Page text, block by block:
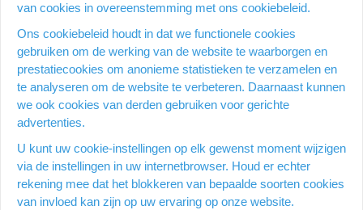
Productomschrijving
Printer, kopieerapparaat en scanner Afdrukresolutie: 6.000 x
1.200 dpi Afdruksnelheid zwart/wit: 16 ppm Afdruksnelheid
kleur: 9 ppm Papierformaat: max. A4 Capaciteit invoerlade: 150
vel Wi-Fi Automatisch recto-verso Inktcartridges: zwart
(LC521BK),cyaan (LC521C), magenta (LC521M) en geel
van cookies in overeenstemming met ons cookiebeleid.
Ons cookiebeleid houdt in dat we functionele cookies
gebruiken om de werking van de website te waarborgen en
prestatiecookies om anonieme statistieken te verzamelen en
te analyseren om de website te verbeteren. Daarnaast kunnen
we ook cookies van derden gebruiken voor gerichte
advertenties.
U kunt uw cookie-instellingen op elk gewenst moment wijzigen
via de instellingen in uw internetbrowser. Houd er echter
rekening mee dat het blokkeren van bepaalde soorten cookies
van invloed kan zijn op uw ervaring op onze website.